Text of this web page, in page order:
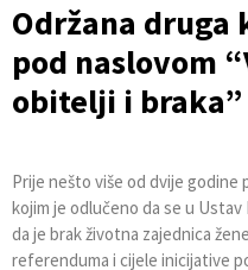
Održana druga korizmena tribina
pod naslovom
obitelji i braka”
Prije nešto više od dvije
kojim je odlučeno da se u
da je brak životna zajednica
referenduma i cijele inicijative